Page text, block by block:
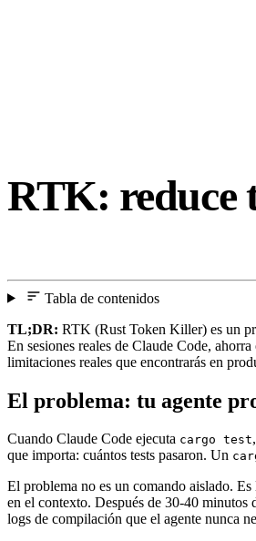
RTK: reduce
Tabla de contenidos
TL;DR: RTK (Rust Token Killer) es un
En sesiones reales de Claude Code,
limitaciones reales que encontrarás en
El problema: tu agente
Cuando Claude Code ejecuta cargo test
que importa: cuántos tests pasaron. Un
El problema no es un comando aislado.
en el contexto. Después de 30-40 minutos
logs de compilación que el agente nunca